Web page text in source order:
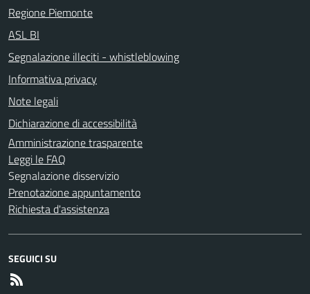
Regione Piemonte
ASL BI
Segnalazione illeciti - whistleblowing
Informativa privacy
Note legali
Dichiarazione di accessibilità
Amministrazione trasparente
Leggi le FAQ
Segnalazione disservizio
Prenotazione appuntamento
Richiesta d'assistenza
SEGUICI SU